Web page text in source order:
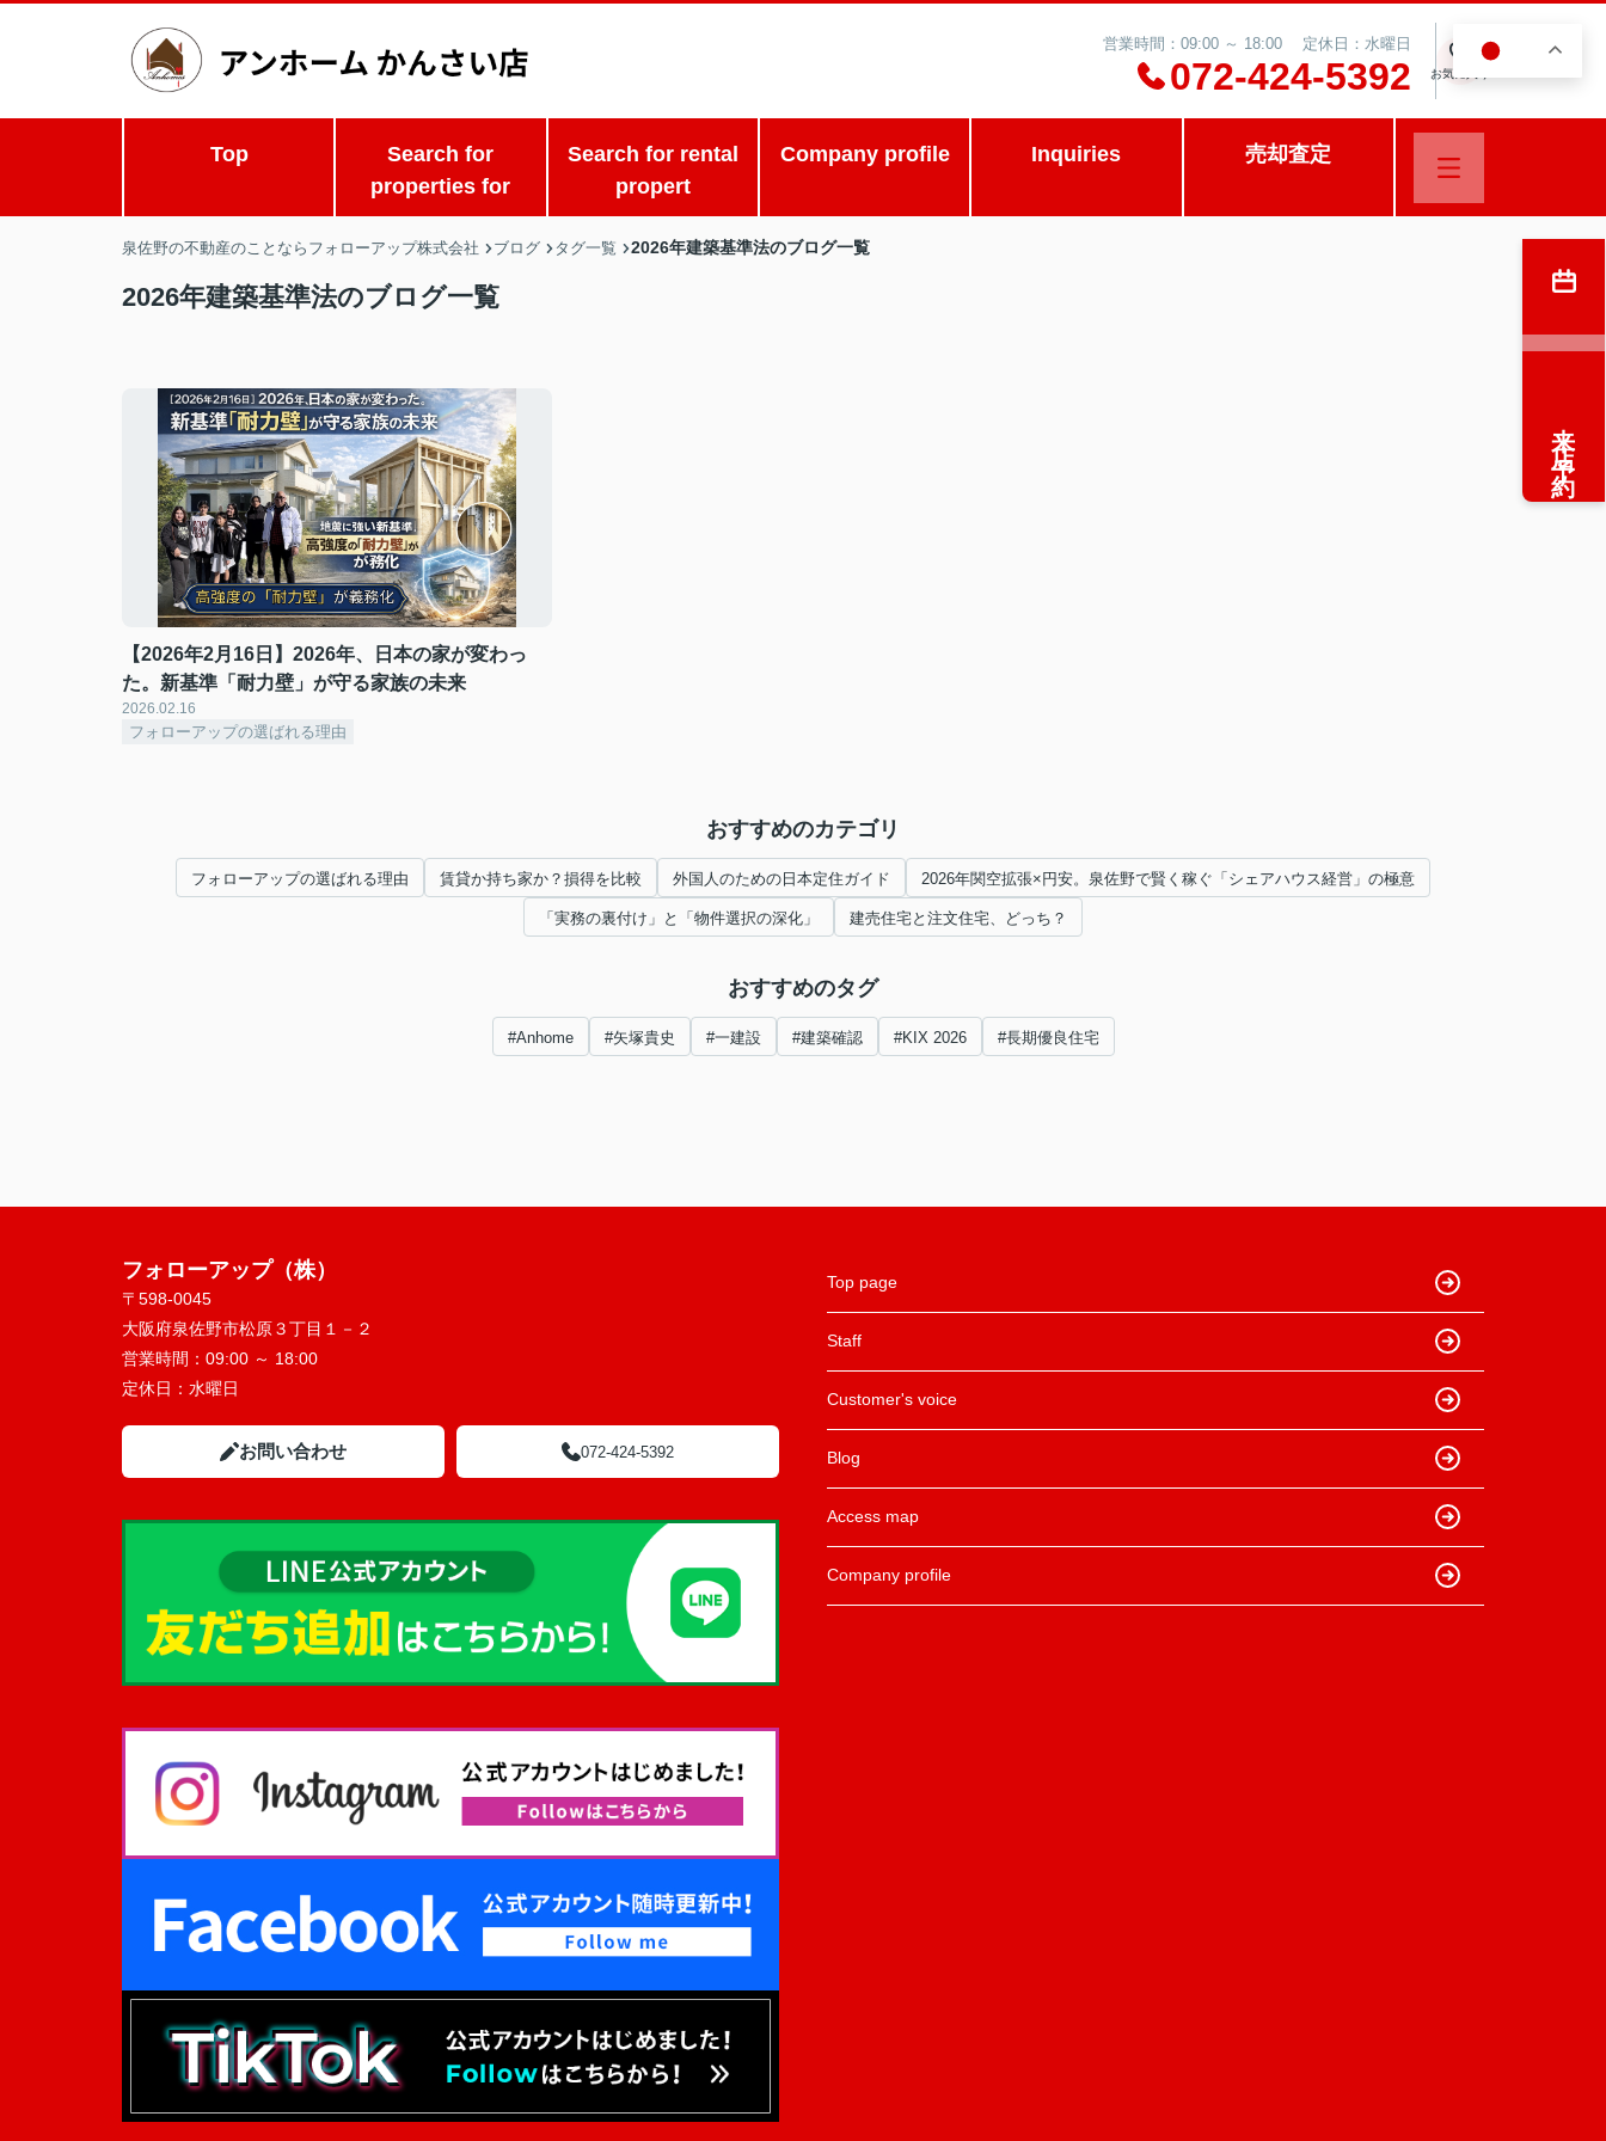
営業時間：09:00 ～ 18:00 定休日：水曜日
072-424-5392 お気に入り
Top
Search for
properties for
Search for rental
propert
Company profile Inquiries 売却査定
泉佐野の不動産のことならフォローアップ株式会社 ブログ タグ一覧 2026年建築基準法のブログ一覧
2026年建築基準法のブログ一覧
【2026年2月16日】2026年、日本の家が変わっ
た。新基準「耐力壁」が守る家族の未来
2026.02.16
フォローアップの選ばれる理由
おすすめのカテゴリ
フォローアップの選ばれる理由 賃貸か持ち家か？損得を比較 外国人のための日本定住ガイド 2026年関空拡張×円安。泉佐野で賢く稼ぐ「シェアハウス経営」の極意
「実務の裏付け」と「物件選択の深化」 建売住宅と注文住宅、どっち？
おすすめのタグ
#Anhome #矢塚貴史 #一建設 #建築確認 #KIX 2026 #長期優良住宅
来店予約
フォローアップ（株）
〒598-0045
大阪府泉佐野市松原３丁目１－２
営業時間： 09:00 ～ 18:00
定休日： 水曜日
お問い合わせ 072-424-5392
Top page
Staff
Customer's voice
Blog
Access map
Company profile